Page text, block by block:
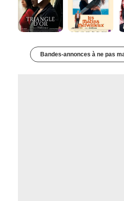
Bandes-annonces à ne pas